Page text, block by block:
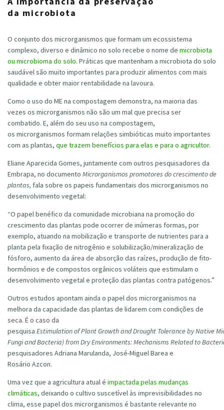
da microbiota
O conjunto dos microrganismos que formam um ecossistema
complexo, diverso e dinâmico no solo recebe o nome de microbiota
ou microbioma do solo. Práticas que mantenham a microbiota do solo
saudável são muito importantes para produzir alimentos com mais
qualidade e obter maior rentabilidade na lavoura.
Como o uso do ME na compostagem demonstra, na maioria das
vezes os microrganismos não são um mal que precisa ser
combatido. E, além do seu uso na compostagem,
os microrganismos formam relações simbióticas muito importantes
com as plantas, que trazem benefícios para elas e para o agricultor.
Eliane Aparecida Gomes, juntamente com outros pesquisadores da
Embrapa, no documento Microrganismos promotores do crescimento de
plantas, fala sobre os papeis fundamentais dos microrganismos no
desenvolvimento vegetal:
“O papel benéfico da comunidade microbiana na promoção do
crescimento das plantas pode ocorrer de inúmeras formas, por
exemplo, atuando na mobilização e transporte de nutrientes para a
planta pela fixação de nitrogênio e solubilização/mineralização de
fósforo, aumento da área de absorção das raízes, produção de fito-
hormônios e de compostos orgânicos voláteis que estimulam o
desenvolvimento vegetal e proteção das plantas contra patógenos.”
Outros estudos apontam ainda o papel dos microrganismos na
melhora da capacidade das plantas de lidarem com condições de
seca. É o caso da
pesquisa Estimulation of Plant Growth and Drought Tolerance by Native
Fungi and Bacteria) from Dry Environments: Mechanisms Related to
pesquisadores Adriana Marulanda, José-Miguel Barea e
Rosário Azcon.
Uma vez que a agricultura atual é impactada pelas mudanças
climáticas, deixando o cultivo suscetível às imprevisibilidades no
clima, esse papel dos microrganismos é bastante relevante no